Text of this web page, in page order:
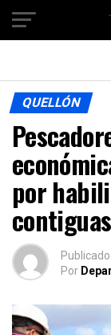
QUELLÓN
por
contiguas
Publicado
Por